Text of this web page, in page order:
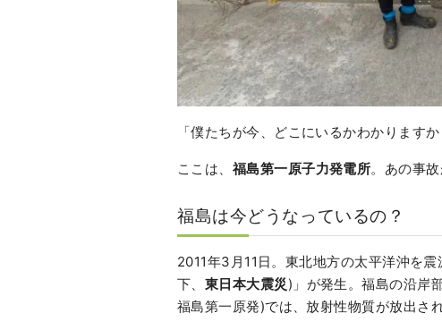
「僕たちが今、どこにいるかわかりますか
ここは、 福島第一原子力発電所。あの事故
福島は今どうなっているの？
2011年3月11日。東北地方の太平洋沖を
下、 東日本大震災 )」が発生。福島の沿岸
福島第一原発)では、放射性物質が放出さ